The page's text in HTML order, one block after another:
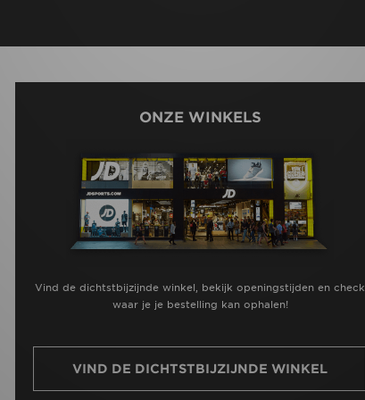
ONZE WINKELS
Vind de dichtstbijzijnde winkel, bekijk openingstijden en check
waar je je bestelling kan ophalen!
VIND DE DICHTSTBIJZIJNDE WINKEL